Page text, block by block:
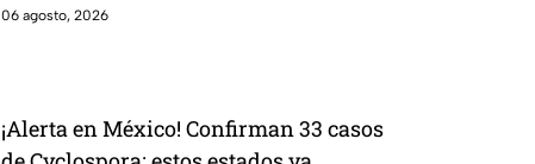
06 agosto, 2026
¡Alerta en México! Confirman 33 casos